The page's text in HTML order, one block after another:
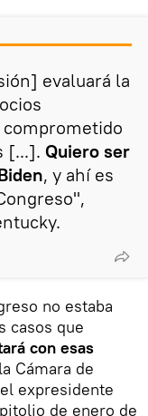
evaluará la
[...]. Quiero ser
, y ahí es
no estaba
casos que
con esas
Cámara de
expresidente
de enero de